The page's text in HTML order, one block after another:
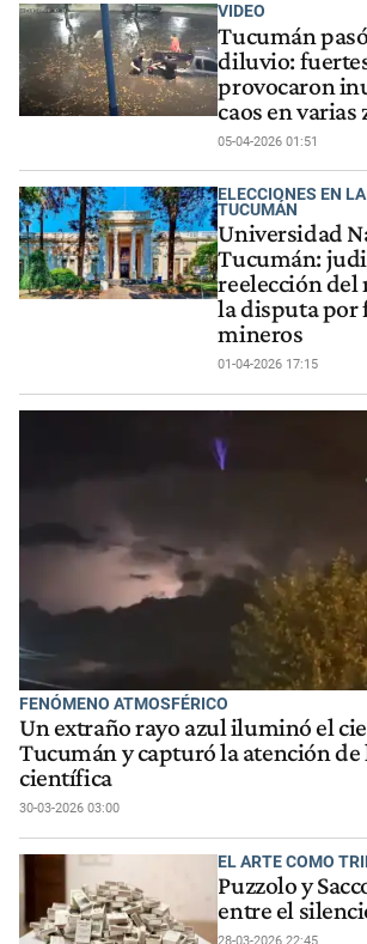
VIDEO
Tucumán
diluvio:
provocaron
caos en varias
05-04-2026 01:51
ELECCIONES EN
TUCUMÁN
Universidad
Tucumán:
reelección del
la disputa por
mineros
01-04-2026 17:15
FENÓMENO ATMOSFÉRICO
Un extraño rayo azul iluminó el
Tucumán y capturó la atención
científica
30-03-2026 03:00
EL ARTE COMO
Puzzolo y
entre el
28-03-2026 22:45